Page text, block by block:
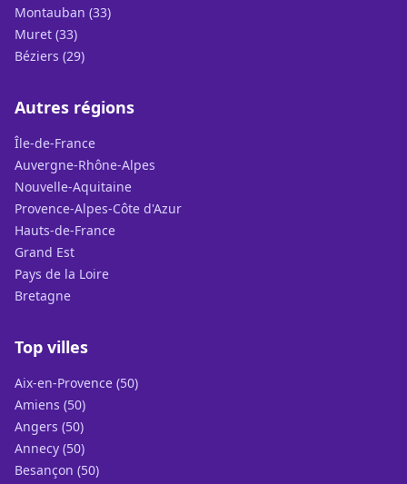
Montauban (33)
Muret (33)
Béziers (29)
Autres régions
Île-de-France
Auvergne-Rhône-Alpes
Nouvelle-Aquitaine
Provence-Alpes-Côte d'Azur
Hauts-de-France
Grand Est
Pays de la Loire
Bretagne
Top villes
Aix-en-Provence (50)
Amiens (50)
Angers (50)
Annecy (50)
Besançon (50)